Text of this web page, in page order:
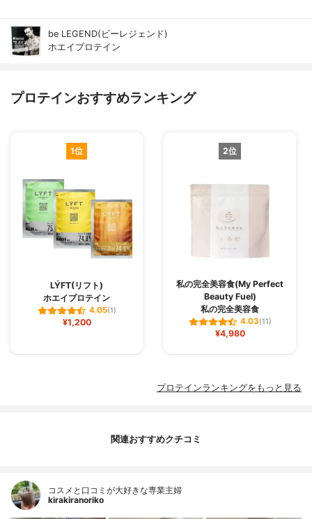
be LEGEND(ビーレジェンド)
ホエイプロテイン
プロテインおすすめランキング
1位
LÝFT(リフト)
ホエイプロテイン
4.05(1)
¥1,200
2位
私の完全美容食(My Perfect
Beauty Fuel)
私の完全美容食
4.03(11)
¥4,980
プロテインランキングをもっと見る
関連おすすめクチコミ
コスメと口コミが大好きな専業主婦
kirakiranoriko